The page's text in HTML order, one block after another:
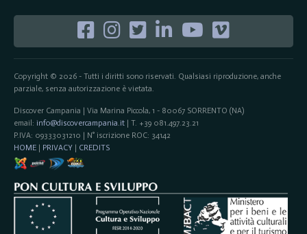
Copyright © 2026 - Tutti i diritti sono riservati. Qualsiasi riproduzione, anche
parziale, senza autorizzazione è vietata.
Discover Campania | Via Marina Piccola, 1 - 80067 SORRENTO (NA)
email: info@discovercampania.it| T. +39 081.497.23.21
P.IVA: 09333031210 | N° iscrizione ROC: 34142
HOME| PRIVACY | CREDITS